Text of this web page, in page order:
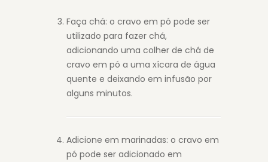
Faça chá: o cravo em pó pode ser
utilizado para fazer chá,
adicionando uma colher de chá de
cravo em pó a uma xícara de água
quente e deixando em infusão por
alguns minutos.
Adicione em marinadas: o cravo em
pó pode ser adicionado em